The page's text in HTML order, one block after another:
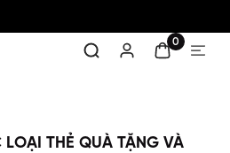
0
THẺ QUÀ TẶNG VÀ